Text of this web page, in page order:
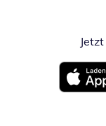
Öffnet in